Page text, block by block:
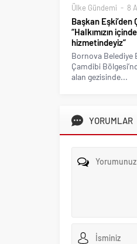
Ülke Gündemi 8
Başkan Eşki’den
“Halkımızın
hizmetindeyiz”
Bornova Belediye
Çamdibi
alan gezisinde...
YORUMLAR